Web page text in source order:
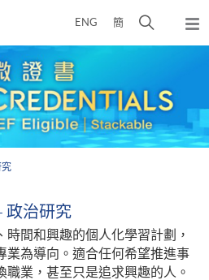
ENG 簡
開
介
面
彈
出
究
政治研究
間和興趣的個人化學習計劃，
業為導向。適合任何希望推進事
職業，甚至只是追求興趣的人。